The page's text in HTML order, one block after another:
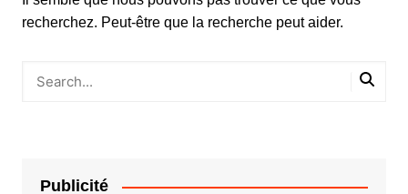
recherchez. Peut-être que la recherche peut aider.
Publicité